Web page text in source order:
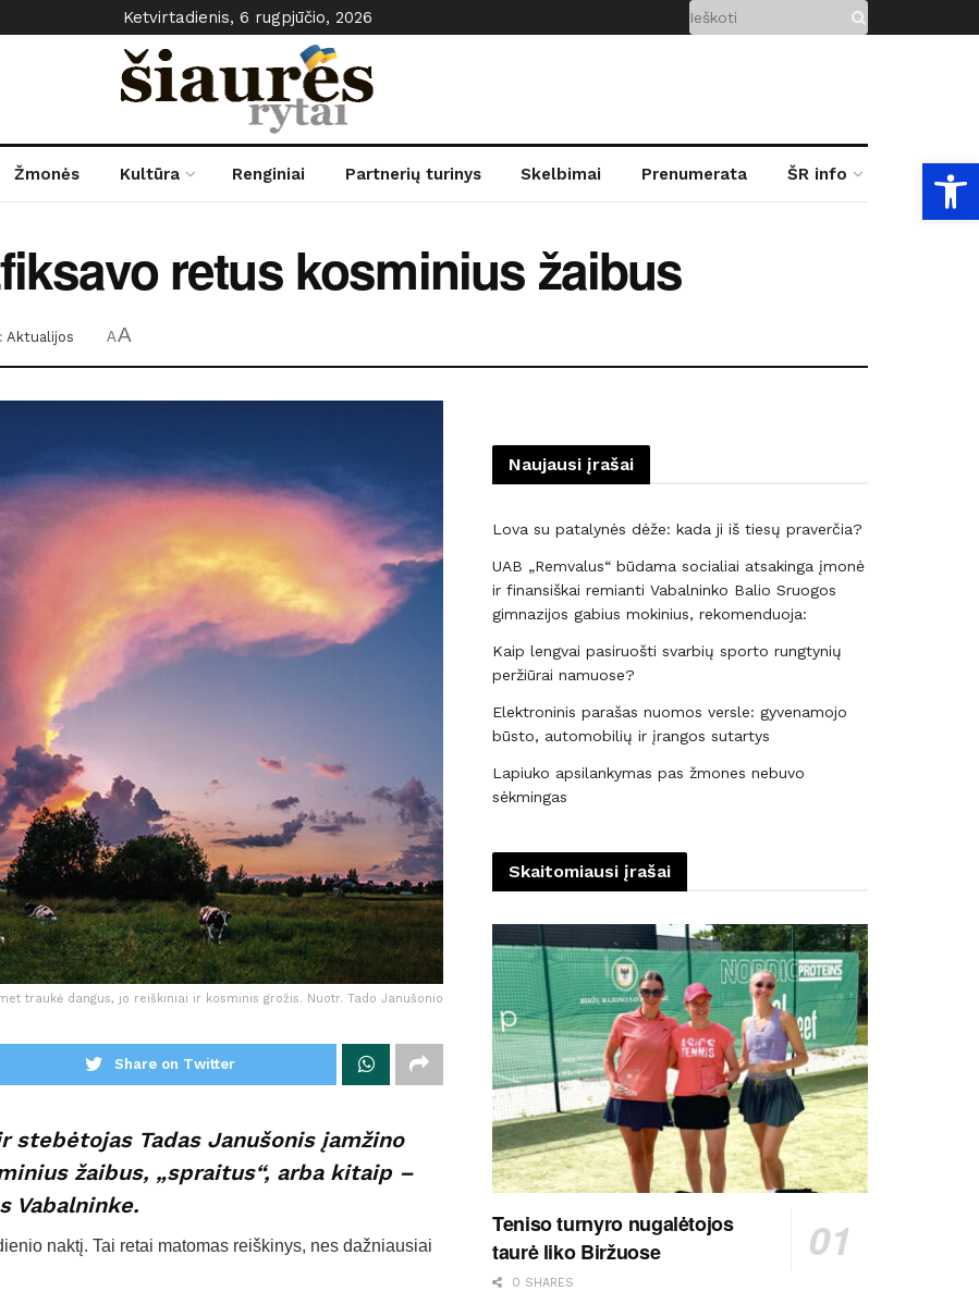
Ketvirtadienis, 6 rugpjūčio, 2026
Žmonės Kultūra Renginiai Partnerių turinys Skelbimai Prenumerata ŠR info
retus kosminius žaibus
Aktualijos AA
traukė dangus, jo reiškiniai ir kosminis grožis. Nuotr. Tado Janušonio
Share on Twitter
Tadas Janušonis įamžino
žaibus, „spraitus“, arba kitaip –
Vabalninke.
naktį. Tai retai matomas reiškinys, nes dažniausiai
Naujausi įrašai
Lova su patalynės dėže: kada ji iš tiesų praverčia?
UAB „Remvalus“ būdama socialiai atsakinga įmonė
ir finansiškai remianti Vabalninko Balio Sruogos
gimnazijos gabius mokinius, rekomenduoja:
Kaip lengvai pasiruošti svarbių sporto rungtynių
peržiūrai namuose?
Elektroninis parašas nuomos versle: gyvenamojo
būsto, automobilių ir įrangos sutartys
Lapiuko apsilankymas pas žmones nebuvo
sėkmingas
Skaitomiausi įrašai
Teniso turnyro nugalėtojos
taurė liko Biržuose
0 SHARES